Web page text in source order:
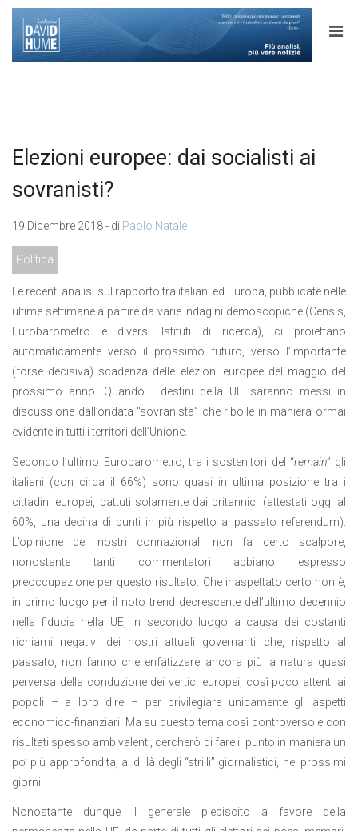
Elezioni europee: dai socialisti ai
sovranisti?
19 Dicembre 2018 - di Paolo Natale
Politica
Le recenti analisi sul rapporto tra italiani ed Europa, pubblicate nelle
ultime settimane a partire da varie indagini demoscopiche (Censis,
Eurobarometro e diversi Istituti di ricerca), ci proiettano
automaticamente verso il prossimo futuro, verso l’importante
(forse decisiva) scadenza delle elezioni europee del maggio del
prossimo anno. Quando i destini della UE saranno messi in
discussione dall’ondata “sovranista” che ribolle in maniera ormai
evidente in tutti i territori dell’Unione.
Secondo l’ultimo Eurobarometro, tra i sostenitori del “remain” gli
italiani (con circa il 66%) sono quasi in ultima posizione tra i
cittadini europei, battuti solamente dai britannici (attestati oggi al
60%, una decina di punti in più rispetto al passato referendum).
L’opinione dei nostri connazionali non fa certo scalpore,
nonostante tanti commentatori abbiano espresso
preoccupazione per questo risultato. Che inaspettato certo non è,
in primo luogo per il noto trend decrescente dell’ultimo decennio
nella fiducia nella UE, in secondo luogo a causa dei costanti
richiami negativi dei nostri attuali governanti che, rispetto al
passato, non fanno che enfatizzare ancora più la natura quasi
perversa della conduzione dei vertici europei, così poco attenti ai
popoli – a loro dire – per privilegiare unicamente gli aspetti
economico-finanziari. Ma su questo tema così controverso e con
risultati spesso ambivalenti, cercherò di fare il punto in maniera un
po’ più approfondita, al di là degli “strilli” giornalistici, nei prossimi
giorni.
Nonostante dunque il generale plebiscito a favore della